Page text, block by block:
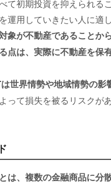
て初期投資を抑えられる
運用していきたい人に適
象が不動産であることか
点は、実際に不動産を保
世界情勢や地域情勢の影
って損失を被るリスクが
は、複数の金融商品に分